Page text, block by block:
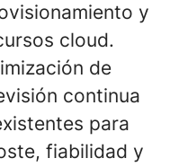
y
cloud.
de
continua
para
fiabilidad y